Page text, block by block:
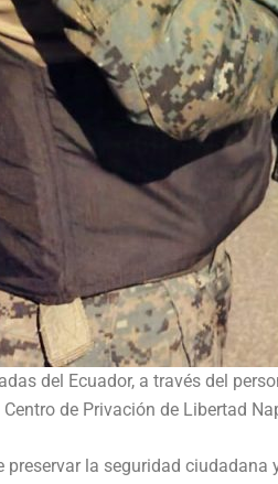
del Ecuador, a través del
de Privación de Libertad
preservar la seguridad